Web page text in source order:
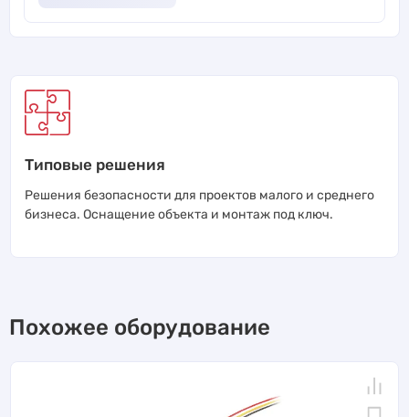
Типовые решения
Решения безопасности для проектов малого и среднего
бизнеса. Оснащение объекта и монтаж под ключ.
Похожее оборудование